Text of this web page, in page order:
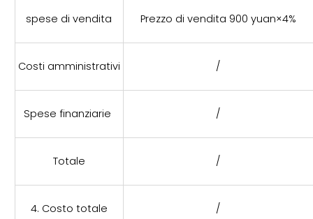
spese di vendita Prezzo di vendita 900 yuan×4%
Costi amministrativi /
Spese finanziarie /
Totale /
4. Costo totale /